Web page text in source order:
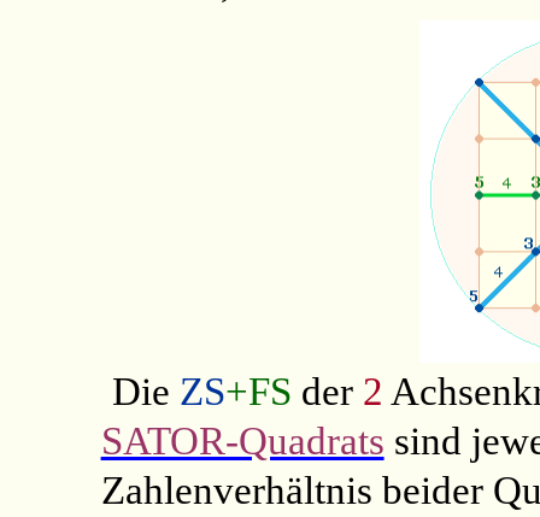
Die ZS+FS der 2
SATOR-Quadrats sind
Zahlenverhältnis beider